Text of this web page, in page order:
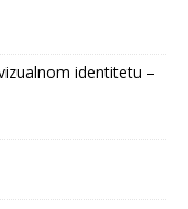
identitetu –